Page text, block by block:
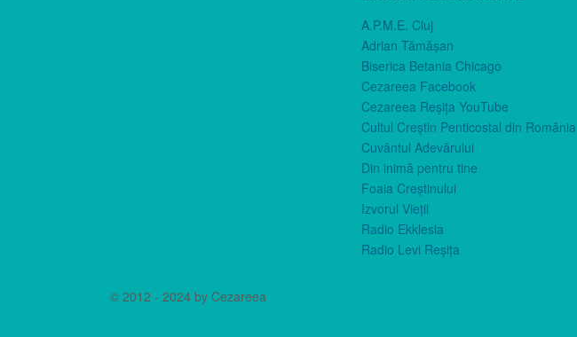
A.P.M.E. Cluj
Adrian Tămăşan
Biserica Betania Chicago
Cezareea Facebook
Cezareea Reşiţa YouTube
Cultul Creştin Penticostal din România
Cuvântul Adevărului
Din inimă pentru tine
Foaia Creştinului
Izvorul Vieţii
Radio Ekklesia
Radio Levi Reşiţa
© 2012 - 2024 by Cezareea